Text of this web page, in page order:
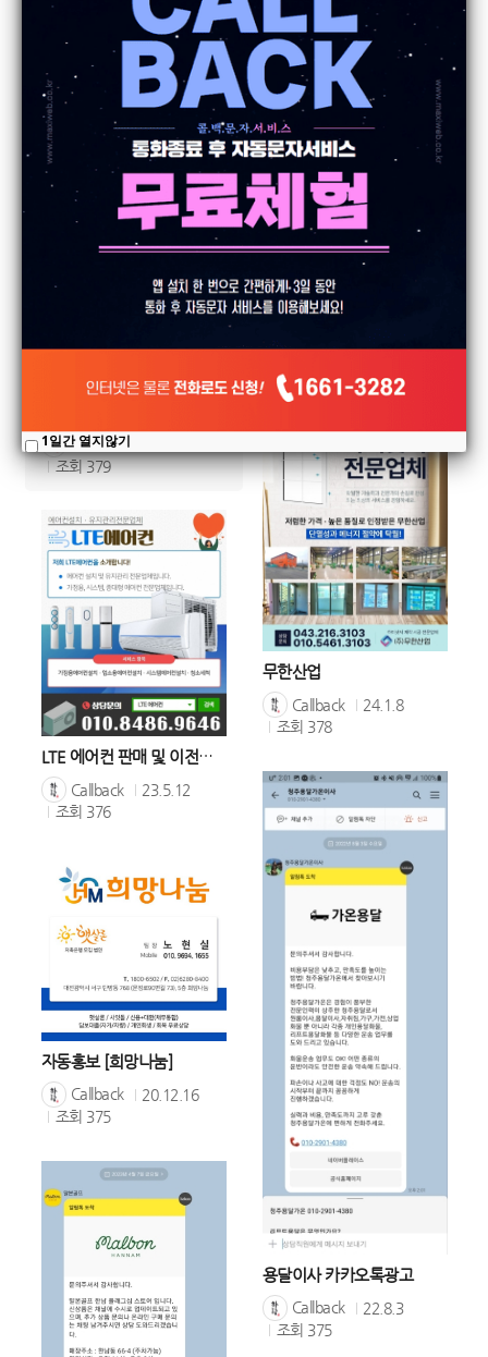
Callback
조회379
Callback
무한산업
Callback
24.1.8
조회 378
LTE 에어컨 판매 및 이전설치 모바일마케팅 진행사례
Callback
23.5.12
조회 376
용달이사 카카오톡광고
Callback
22.8.3
조회 375
자동홍보 [희망나눔]
Callback
20.12.16
조회 375
1일간 열지않기